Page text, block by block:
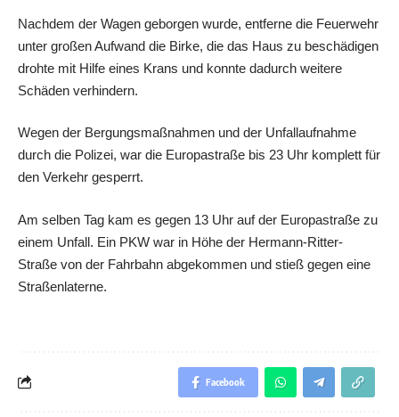
Nachdem der Wagen geborgen wurde, entferne die Feuerwehr
unter großen Aufwand die Birke, die das Haus zu beschädigen
drohte mit Hilfe eines Krans und konnte dadurch weitere
Schäden verhindern.
Wegen der Bergungsmaßnahmen und der Unfallaufnahme
durch die Polizei, war die Europastraße bis 23 Uhr komplett für
den Verkehr gesperrt.
Am selben Tag kam es gegen 13 Uhr auf der Europastraße zu
einem Unfall. Ein PKW war in Höhe der Hermann-Ritter-
Straße von der Fahrbahn abgekommen und stieß gegen eine
Straßenlaterne.
Facebook